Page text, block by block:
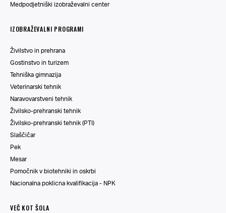
Medpodjetniški izobraževalni center
IZOBRAŽEVALNI PROGRAMI
Živilstvo in prehrana
Gostinstvo in turizem
Tehniška gimnazija
Veterinarski tehnik
Naravovarstveni tehnik
Živilsko-prehranski tehnik
Živilsko-prehranski tehnik (PTI)
Slaščičar
Pek
Mesar
Pomočnik v biotehniki in oskrbi
Nacionalna poklicna kvalifikacija - NPK
VEČ KOT ŠOLA